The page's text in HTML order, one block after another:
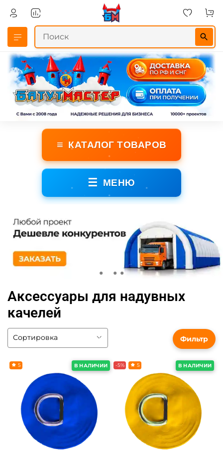
≡ КАТАЛОГ ТОВАРОВ
☰ МЕНЮ
Аксессуары для надувных
качелей
В НАЛИЧИИ
5 В НАЛИЧИИ
-5% 5
Фильтр